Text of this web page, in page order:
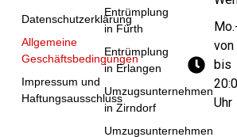
Datenschutzerklärung
Allgemeine
Geschäftsbedingungen
Impressum und
Haftungsausschluss
Entrümplung
in Fürth
Entrümplung
in Erlangen
Umzugsunternehmen
in Zirndorf
Umzugsunternehmen
von
bis
Uhr